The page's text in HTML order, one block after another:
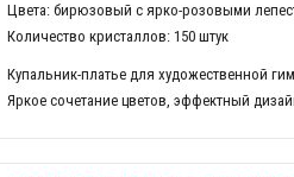
Цвета: бирюзовый с ярко-розовыми
Количество кристаллов: 150 штук
Купальник-платье для художественной
Яркое сочетание цветов, эффектный